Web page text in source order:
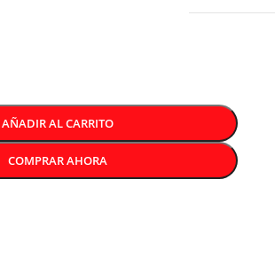
AÑADIR AL CARRITO
COMPRAR AHORA